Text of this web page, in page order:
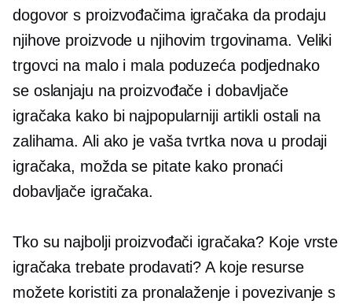
dogovor s proizvođačima igračaka da prodaju
njihove proizvode u njihovim trgovinama. Veliki
trgovci na malo i mala poduzeća podjednako
se oslanjaju na proizvođače i dobavljače
igračaka kako bi najpopularniji artikli ostali na
zalihama. Ali ako je vaša tvrtka nova u prodaji
igračaka, možda se pitate kako pronaći
dobavljače igračaka.
Tko su najbolji proizvođači igračaka? Koje vrste
igračaka trebate prodavati? A koje resurse
možete koristiti za pronalaženje i povezivanje s